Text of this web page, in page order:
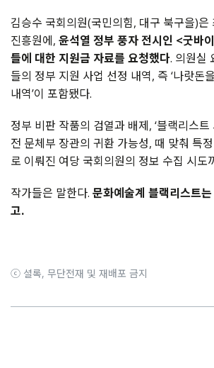
김승수 국회의원(국민의힘, 대구 북구을)은
진흥원에, 윤석열 정부 풍자 전시인 <굿바
들에 대한 지원금 자료를 요청했다. 의원실
들의 정부 지원 사업 선정 내역, 즉 ‘나랏돈
내역’이 포함됐다.
정부 비판 작품의 검열과 배제, ‘블랙리스트
전 문체부 장관의 귀환 가능성, 때 맞춰 특
로 이뤄진 여당 국회의원의 정보 수집 시도
작가들은 말한다. 문화예술계 블랙리스트
고.
ⓒ 셜록, 무단전재 및 재배포 금지